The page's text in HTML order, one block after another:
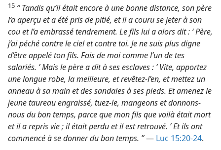
15 “ Tandis qu’il était encore à une bonne distance, son père
l’a aperçu et a été pris de pitié, et il a couru se jeter à son
cou et l’a embrassé tendrement. Le fils lui a alors dit : ‘ Père,
j’ai péché contre le ciel et contre toi. Je ne suis plus digne
d’être appelé ton fils. Fais de moi comme l’un de tes
salariés. ’ Mais le père a dit à ses esclaves : ‘ Vite, apportez
une longue robe, la meilleure, et revêtez-​l’en, et mettez un
anneau à sa main et des sandales à ses pieds. Et amenez le
jeune taureau engraissé, tuez-​le, mangeons et donnons-​
nous du bon temps, parce que mon fils que voilà était mort
et il a repris vie ; il était perdu et il est retrouvé. ’ Et ils ont
commencé à se donner du bon temps. ”— Luc 15:20-24.